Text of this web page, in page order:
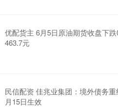
优配货主 6月5日原油期货收盘下
463.7元
民信配资 佳兆业集团：境外债务
月15日生效